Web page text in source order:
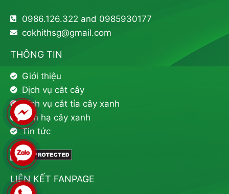
0986.126.322 and 0985930177
cokhithsg@gmail.com
THÔNG TIN
Giới thiệu
Dịch vụ cắt cây
Dịch vụ cắt tỉa cây xanh
Đốn hạ cây xanh
Tin tức
LIÊN KẾT FANPAGE